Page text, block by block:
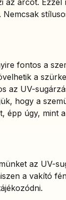
az arcot. Ezzel
fontos a
a
az UV-
hogy a
épp úgy, mint
az UV-
a vakító